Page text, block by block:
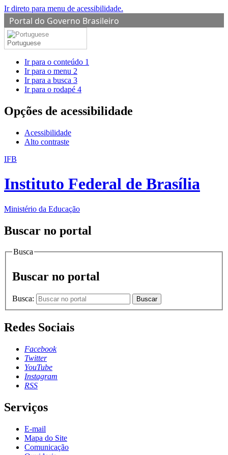
Ir direto para menu de acessibilidade.
Portal do Governo Brasileiro
Portuguese
Ir para o conteúdo 1
Ir para o menu 2
Ir para a busca 3
Ir para o rodapé 4
Opções de acessibilidade
Acessibilidade
Alto contraste
IFB
Instituto Federal de Brasília
Ministério da Educação
Buscar no portal
Busca
Buscar no portal
Busca: Buscar
Redes Sociais
Facebook
Twitter
YouTube
Instagram
RSS
Serviços
E-mail
Mapa do Site
Comunicação